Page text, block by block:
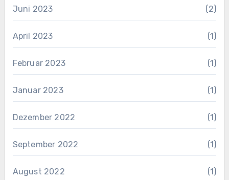
Juni 2023 (2)
April 2023 (1)
Februar 2023 (1)
Januar 2023 (1)
Dezember 2022 (1)
September 2022 (1)
August 2022 (1)